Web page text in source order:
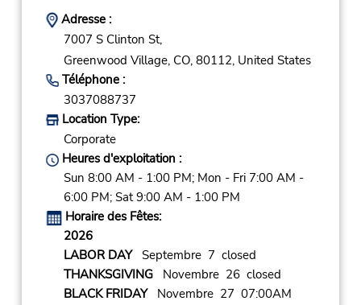
Adresse :
7007 S Clinton St,
Greenwood Village, CO, 80112, United States
Téléphone :
3037088737
Location Type:
Corporate
Heures d'exploitation :
Sun 8:00 AM - 1:00 PM; Mon - Fri 7:00 AM -
6:00 PM; Sat 9:00 AM - 1:00 PM
Horaire des Fêtes:
2026
LABOR DAYSeptembre 7 closed
THANKSGIVINGNovembre 26 closed
BLACK FRIDAYNovembre 27 07:00AM